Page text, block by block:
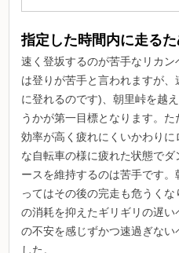
指定した時間内に走る
速く登坂するのが苦手なリカ
は登りが苦手と言われますが
に登れるのです)、朝里峠を越
うかが第一目標となります。
効率が高く疲れにくいかわり
な自転車の様に疲れた状態で
ースを維持するのは苦手です
ってはその後の完走も危うく
の消耗を抑えたギリギリの遅
の不安を感じずかつ速過ぎな
した。